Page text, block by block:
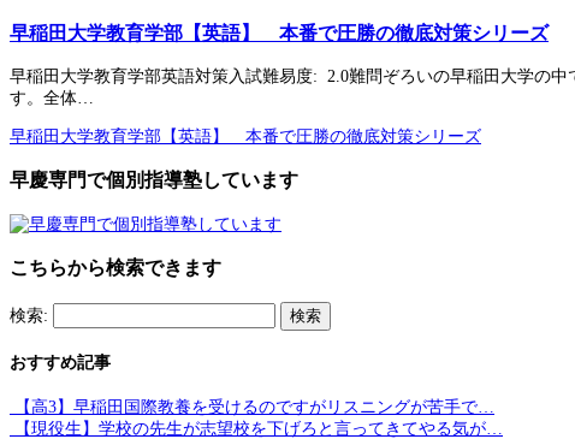
早稲田大学教育学部【英語】 本番で圧勝の徹底対策シリーズ
早稲田大学教育学部英語対策入試難易度: 2.0難問ぞろいの早稲田大学の
す。全体…
早稲田大学教育学部【英語】 本番で圧勝の徹底対策シリーズ
早慶専門で個別指導塾しています
こちらから検索できます
検索:
おすすめ記事
【高3】早稲田国際教養を受けるのですがリスニングが苦手で…
【現役生】学校の先生が志望校を下げろと言ってきてやる気が…